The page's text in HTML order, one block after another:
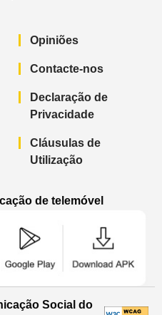
Opiniões
Contacte-nos
Declaração de
Privacidade
Cláusulas de
Utilização
de telemóvel
Social do